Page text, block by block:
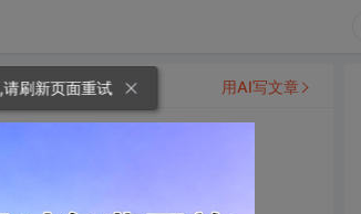
用AI写文章
请刷新页面重试